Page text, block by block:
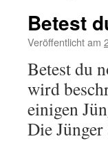
Betest
Veröffentlicht am
Betest du
wird
einigen
Die